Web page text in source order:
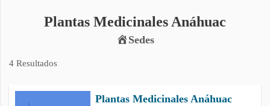
RegionesPlantas Medicinales Anáhuac
Sedes
4 Resultados
Plantas Medicinales Anáhuac